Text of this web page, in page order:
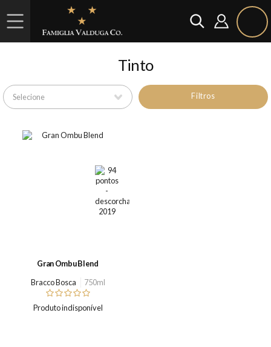
Tinto
Filtros
Gran Ombu Blend
Bracco Bosca
750ml
Produto indisponível